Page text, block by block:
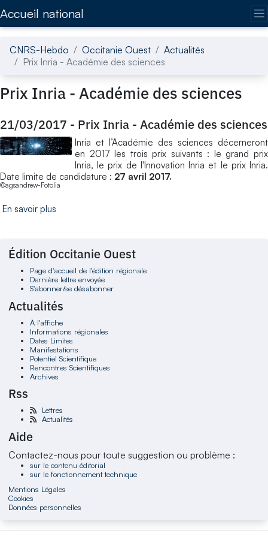
Accueil national
CNRS-Hebdo Occitanie Ouest
Actualités
Prix Inria - Académie des sciences
Prix Inria - Académie des sciences
21/03/2017 - Prix Inria - Académie des sciences
Inria et l’Académie des sciences décerneront
en 2017 les trois prix suivants : le grand prix
Inria, le prix de l'Innovation Inria et le prix Inria.
Date limite de candidature : 27 avril 2017.
©agsandrew-Fotolia
En savoir plus
Édition Occitanie Ouest
Page d'accueil de l'édition régionale
Dernière lettre envoyée
S'abonner/se désabonner
Actualités
À l'affiche
Informations régionales
Dates Limites
Manifestations
Potentiel Scientifique
Rencontres Scientifiques
Archives
Rss
Lettres
Actualités
Aide
Contactez-nous pour toute suggestion ou problème :
sur le contenu éditorial
sur le fonctionnement technique
Mentions Légales
Cookies
Données personnelles